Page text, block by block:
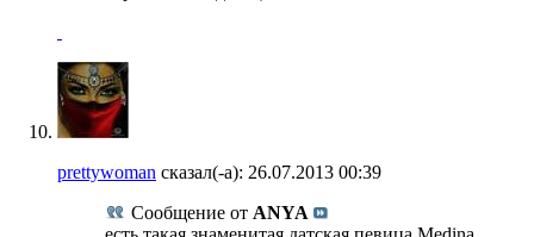
prettywoman сказал(-а): 26.07.2013 00:39
Сообщение от ANYA